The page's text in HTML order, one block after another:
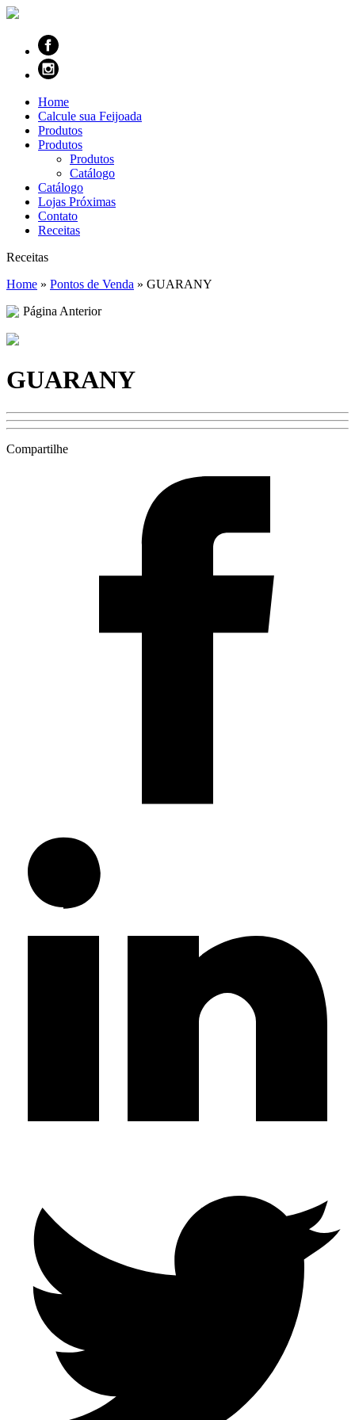
Home
Calcule sua Feijoada
Produtos
Produtos
Produtos
Catálogo
Catálogo
Lojas Próximas
Contato
Receitas
Receitas
Home » Pontos de Venda » GUARANY
Página Anterior
GUARANY
Compartilhe